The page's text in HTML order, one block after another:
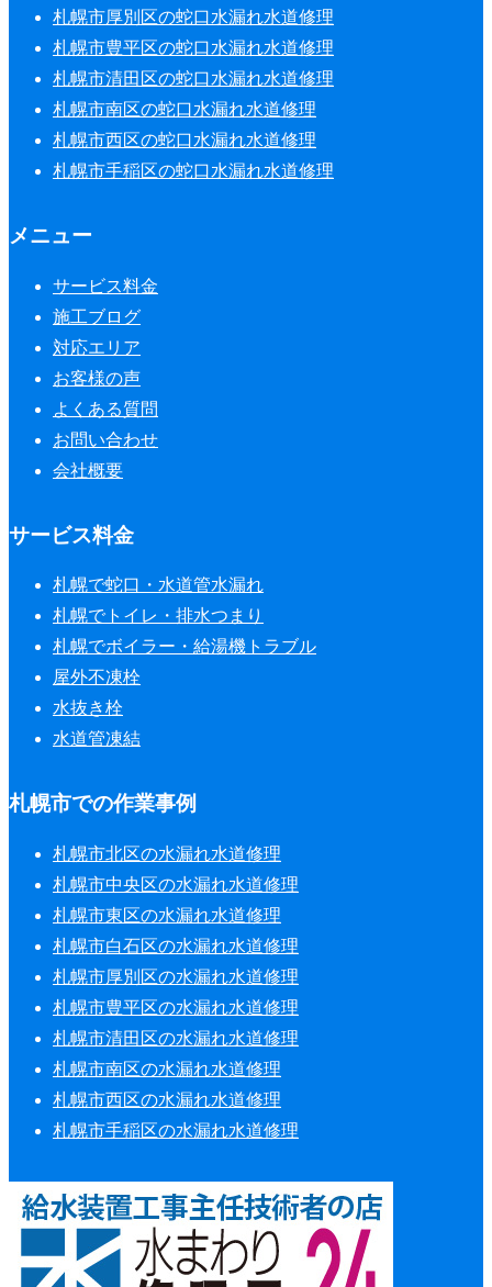
札幌市厚別区の蛇口水漏れ水道修理
札幌市豊平区の蛇口水漏れ水道修理
札幌市清田区の蛇口水漏れ水道修理
札幌市南区の蛇口水漏れ水道修理
札幌市西区の蛇口水漏れ水道修理
札幌市手稲区の蛇口水漏れ水道修理
メニュー
サービス料金
施工ブログ
対応エリア
お客様の声
よくある質問
お問い合わせ
会社概要
サービス料金
札幌で蛇口・水道管水漏れ
札幌でトイレ・排水つまり
札幌でボイラー・給湯機トラブル
屋外不凍栓
水抜き栓
水道管凍結
札幌市での作業事例
札幌市北区の水漏れ水道修理
札幌市中央区の水漏れ水道修理
札幌市東区の水漏れ水道修理
札幌市白石区の水漏れ水道修理
札幌市厚別区の水漏れ水道修理
札幌市豊平区の水漏れ水道修理
札幌市清田区の水漏れ水道修理
札幌市南区の水漏れ水道修理
札幌市西区の水漏れ水道修理
札幌市手稲区の水漏れ水道修理